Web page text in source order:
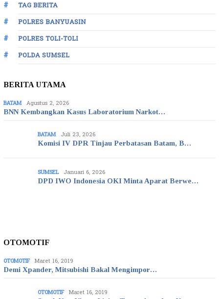
TAG BERITA
POLRES BANYUASIN
POLRES TOLI-TOLI
POLDA SUMSEL
BERITA UTAMA
BATAM Agustus 2, 2026
BNN Kembangkan Kasus Laboratorium Narkot…
BATAM Juli 23, 2026
Komisi IV DPR Tinjau Perbatasan Batam, B…
SUMSEL Januari 6, 2026
DPD IWO Indonesia OKI Minta Aparat Berwe…
OTOMOTIF
OTOMOTIF Maret 16, 2019
Demi Xpander, Mitsubishi Bakal Mengimpor…
OTOMOTIF Maret 16, 2019